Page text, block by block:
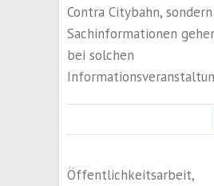
Contra Citybahn,
Sachinformationen
bei solchen
Öffentlichkeitsarbeit,